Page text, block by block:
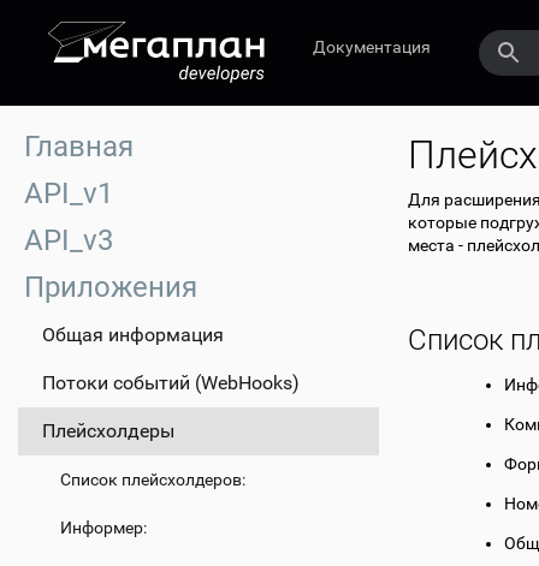
Документация
Главная
API_v1
API_v3
Приложения
Общая информация
Потоки событий (WebHooks)
Плейсхолдеры
Список плейсхолдеров:
Информер:
Для
которые
места -
Список